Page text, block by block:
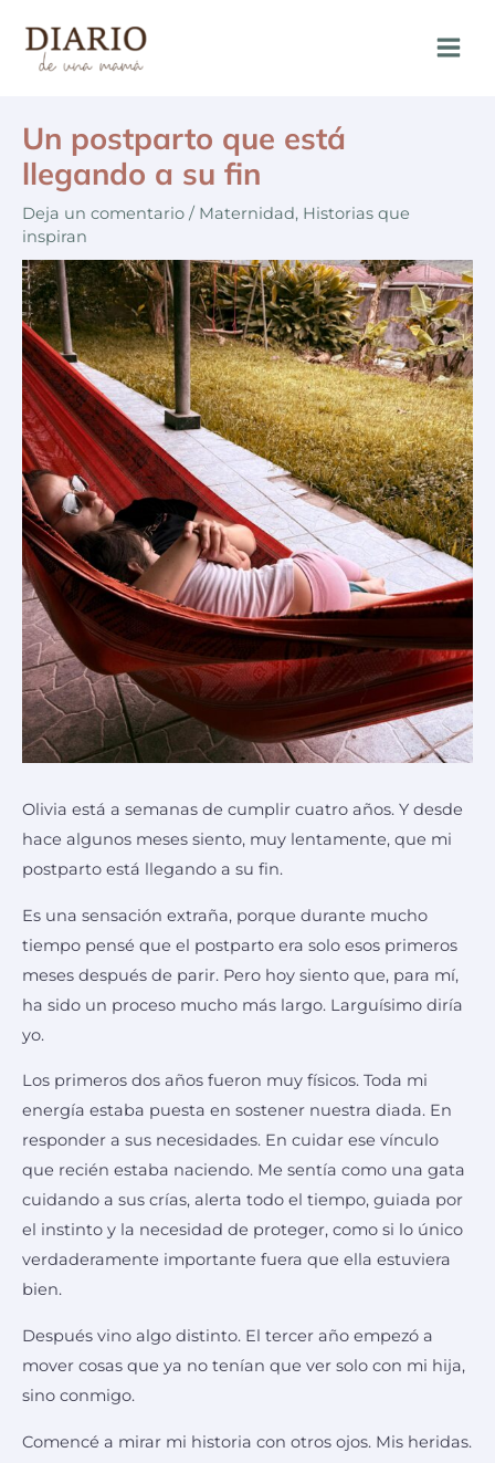
Un postparto que está
llegando a su fin
Deja un comentario / Maternidad, Historias que
inspiran
Olivia está a semanas de cumplir cuatro años. Y desde
hace algunos meses siento, muy lentamente, que mi
postparto está llegando a su fin.
Es una sensación extraña, porque durante mucho
tiempo pensé que el postparto era solo esos primeros
meses después de parir. Pero hoy siento que, para mí,
ha sido un proceso mucho más largo. Larguísimo diría
yo.
Los primeros dos años fueron muy físicos. Toda mi
energía estaba puesta en sostener nuestra diada. En
responder a sus necesidades. En cuidar ese vínculo
que recién estaba naciendo. Me sentía como una gata
cuidando a sus crías, alerta todo el tiempo, guiada por
el instinto y la necesidad de proteger, como si lo único
verdaderamente importante fuera que ella estuviera
bien.
Después vino algo distinto. El tercer año empezó a
mover cosas que ya no tenían que ver solo con mi hija,
sino conmigo.
Comencé a mirar mi historia con otros ojos. Mis heridas.